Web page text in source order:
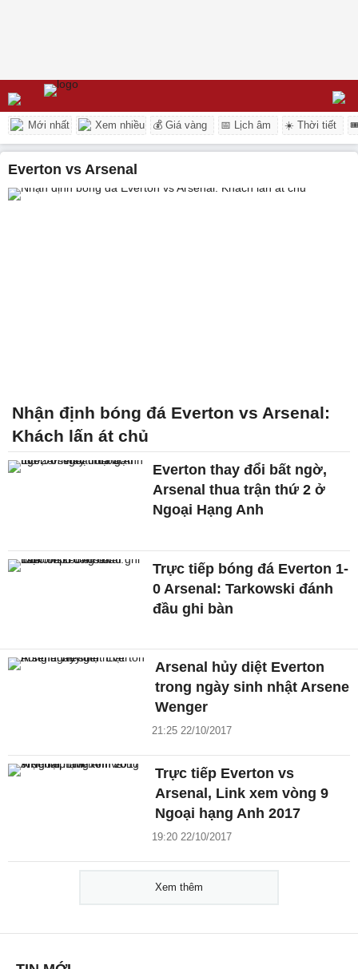
Mới nhất Xem nhiều 💰 Giá vàng 📅 Lịch âm ☀️ Thời tiết
Everton vs Arsenal
Nhận định bóng đá Everton vs Arsenal:
Khách lấn át chủ
Everton thay đổi bất ngờ,
Arsenal thua trận thứ 2 ở
Ngoại Hạng Anh
Trực tiếp bóng đá Everton 1-
0 Arsenal: Tarkowski đánh
đầu ghi bàn
Arsenal hủy diệt Everton
trong ngày sinh nhật Arsene
Wenger
21:25 22/10/2017
Trực tiếp Everton vs
Arsenal, Link xem vòng 9
Ngoại hạng Anh 2017
19:20 22/10/2017
Xem thêm